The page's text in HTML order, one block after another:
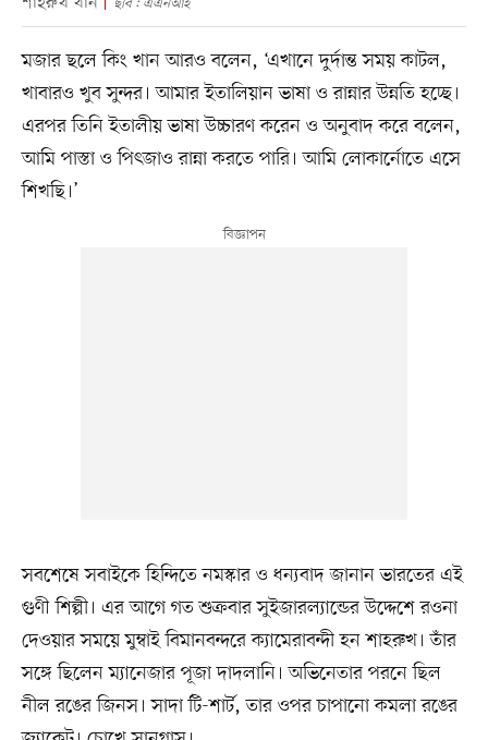
ছবি : এএনআই
মজার ছলে কিং খান আরও বলেন, ‘এখানে দুর্দান্ত সময় কাটল,
খাবারও খুব সুন্দর। আমার ইতালিয়ান ভাষা ও রান্নার উন্নতি হচ্ছে।
এরপর তিনি ইতালীয় ভাষা উচ্চারণ করেন ও অনুবাদ করে বলেন,
আমি পাস্তা ও পিৎজাও রান্না করতে পারি। আমি লোকার্নোতে এসে
শিখছি।’
সবশেষে সবাইকে হিন্দিতে নমস্কার ও ধন্যবাদ জানান ভারতের এই
গুণী শিল্পী। এর আগে গত শুক্রবার সুইজারল্যান্ডের উদ্দেশে রওনা
দেওয়ার সময়ে মুম্বাই বিমানবন্দরে ক্যামেরাবন্দী হন শাহরুখ। তাঁর
সঙ্গে ছিলেন ম্যানেজার পূজা দাদলানি। অভিনেতার পরনে ছিল
নীল রঙের জিনস। সাদা টি-শার্ট, তার ওপর চাপানো কমলা রঙের